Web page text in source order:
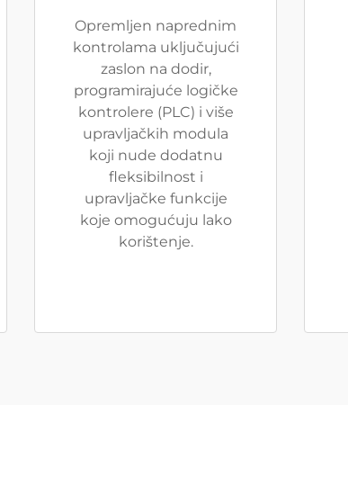
Opremljen naprednim
kontrolama uključujući
zaslon na dodir,
programirajuće logičke
kontrolere (PLC) i više
upravljačkih modula
koji nude dodatnu
fleksibilnost i
upravljačke funkcije
koje omogućuju lako
korištenje.